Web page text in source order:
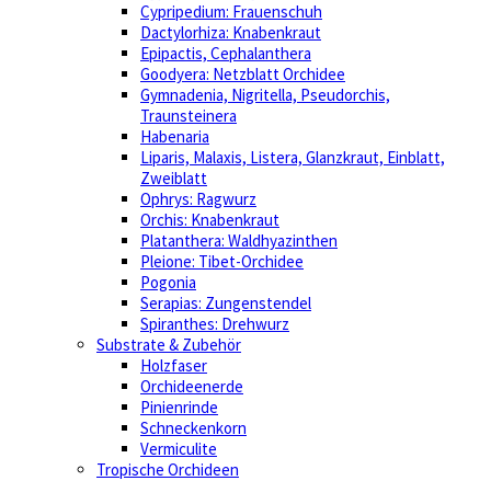
Cypripedium: Frauenschuh
Dactylorhiza: Knabenkraut
Epipactis, Cephalanthera
Goodyera: Netzblatt Orchidee
Gymnadenia, Nigritella, Pseudorchis,
Traunsteinera
Habenaria
Liparis, Malaxis, Listera, Glanzkraut, Einblatt,
Zweiblatt
Ophrys: Ragwurz
Orchis: Knabenkraut
Platanthera: Waldhyazinthen
Pleione: Tibet-Orchidee
Pogonia
Serapias: Zungenstendel
Spiranthes: Drehwurz
Substrate & Zubehör
Holzfaser
Orchideenerde
Pinienrinde
Schneckenkorn
Vermiculite
Tropische Orchideen